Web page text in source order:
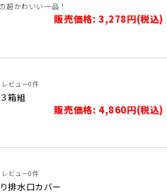
超かわいい一品！
販売価格: 3,278円(税込)
レビュー0件
箱組
販売価格: 4,860円(税込)
レビュー0件
排水口カバー